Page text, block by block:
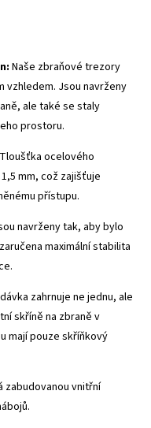
Naše zbraňové trezory
vzhledem. Jsou navrženy
ale také se staly
prostoru.
Tloušťka ocelového
mm, což zajišťuje
přístupu.
navrženy tak, aby bylo
maximální stabilita
zahrnuje ne jednu, ale
skříně na zbraně v
mají pouze skříňkový
zabudovanou vnitřní